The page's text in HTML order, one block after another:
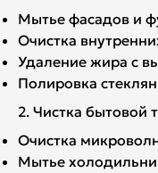
Мытье фасадов и
Очистка
Удаление жира с
Полировка
2. Чистка бытовой
Очистка
Мытье